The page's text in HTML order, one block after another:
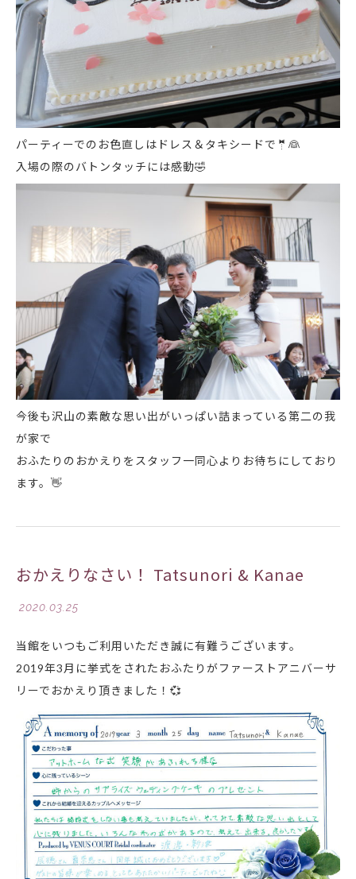
パーティーでのお色直しはドレス＆タキシードで 🤵 👰
入場の際のバトンタッチには感動🤣
今後も沢山の素敵な思い出がいっぱい詰まっている第二の我
が家で
おふたりのおかえりをスタッフ一同心よりお待ちにしており
ます。 👋
おかえりなさい！ Tatsunori & Kanae
2020.03.25
当館をいつもご利用いただき誠に有難うございます。
2019年3月に挙式をされたおふたりがファーストアニバーサ
リーでおかえり頂きました！ 💞